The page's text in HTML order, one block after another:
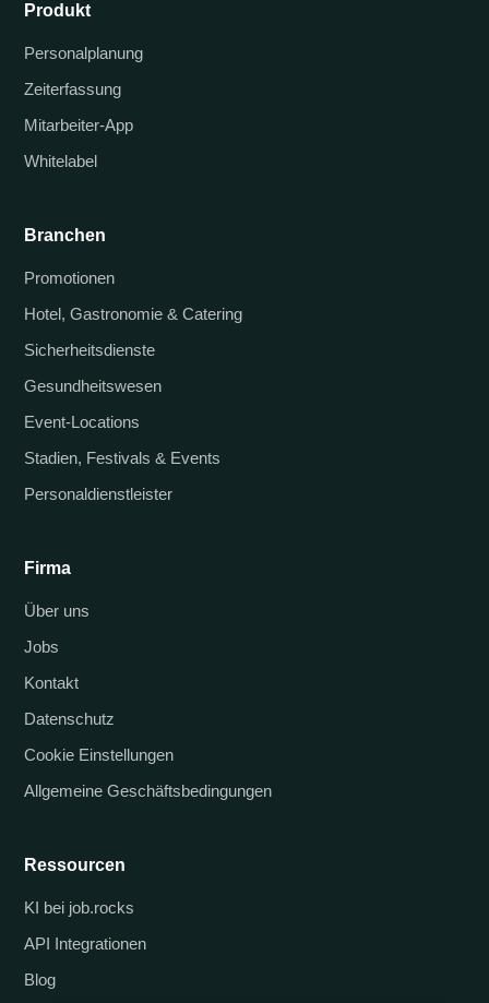
Produkt
Personalplanung
Zeiterfassung
Mitarbeiter-App
Whitelabel
Branchen
Promotionen
Hotel, Gastronomie & Catering
Sicherheitsdienste
Gesundheitswesen
Event-Locations
Stadien, Festivals & Events
Personaldienstleister
Firma
Über uns
Jobs
Kontakt
Datenschutz
Cookie Einstellungen
Allgemeine Geschäftsbedingungen
Ressourcen
KI bei job.rocks
API Integrationen
Blog